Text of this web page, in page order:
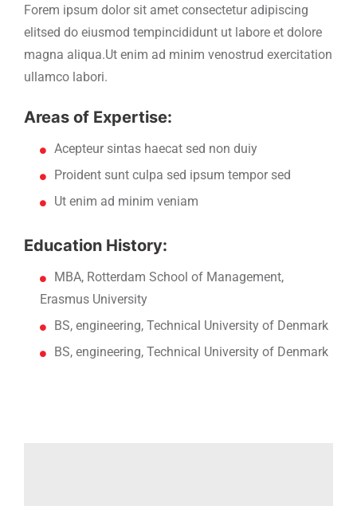
Forem ipsum dolor sit amet consectetur adipiscing
elitsed do eiusmod tempincididunt ut labore et dolore
magna aliqua.Ut enim ad minim venostrud exercitation
ullamco labori.
Areas of Expertise:
Acepteur sintas haecat sed non duiy
Proident sunt culpa sed ipsum tempor sed
Ut enim ad minim veniam
Education History:
MBA, Rotterdam School of Management,
Erasmus University
BS, engineering, Technical University of Denmark
BS, engineering, Technical University of Denmark